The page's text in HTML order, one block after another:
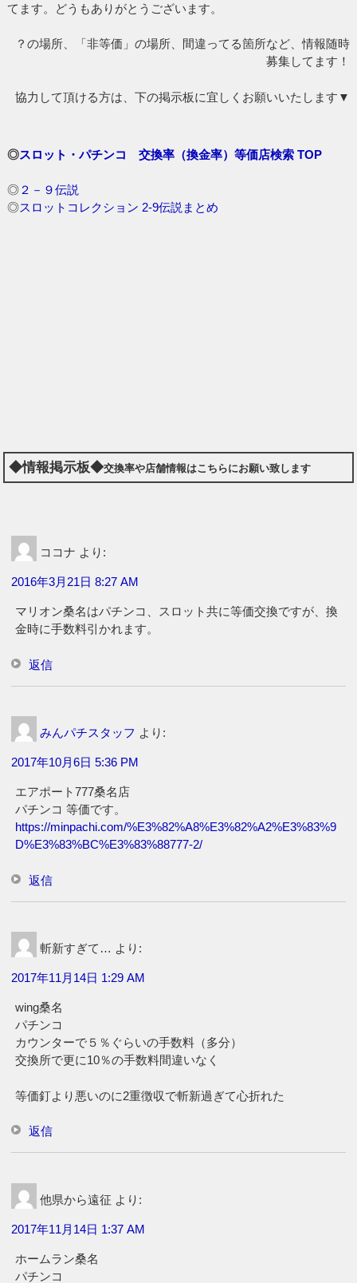
てます。どうもありがとうございます。
？の場所、「非等価」の場所、間違ってる箇所など、情報随時
募集してます！
協力して頂ける方は、下の掲示板に宜しくお願いいたします▼
◎スロット・パチンコ 交換率（換金率）等価店検索 TOP
◎２－９伝説
◎スロットコレクション 2-9伝説まとめ
◆情報掲示板◆交換率や店舗情報はこちらにお願い致します
ココナ より:
2016年3月21日 8:27 AM
マリオン桑名はパチンコ、スロット共に等価交換ですが、換
金時に手数料引かれます。
返信
みんパチスタッフ より:
2017年10月6日 5:36 PM
エアポート777桑名店
パチンコ 等価です。
https://minpachi.com/%E3%82%A8%E3%82%A2%E3%83%9
D%E3%83%BC%E3%83%88777-2/
返信
斬新すぎて… より:
2017年11月14日 1:29 AM
wing桑名
パチンコ
カウンターで５％ぐらいの手数料（多分）
交換所で更に10％の手数料間違いなく
等価釘より悪いのに2重徴収で斬新過ぎて心折れた
返信
他県から遠征 より:
2017年11月14日 1:37 AM
ホームラン桑名
パチンコ